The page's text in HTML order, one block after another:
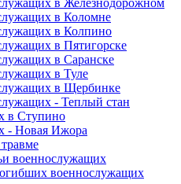
в Железнодорожном
в Коломне
в Колпино
в Пятигорске
в Саранске
в Туле
в Щербинке
- Теплый стан
в Ступино
- Новая Ижора
военнослужащих
военнослужащих